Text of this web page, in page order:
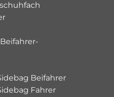
Beifahrer
Fahrer